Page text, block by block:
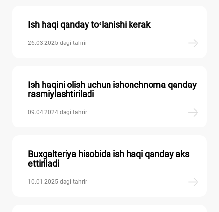
Ish haqi qanday toʻlanishi kerak
26.03.2025 dagi tahrir
Ish haqini olish uchun ishonchnoma qanday
rasmiylashtiriladi
09.04.2024 dagi tahrir
Buхgalteriya hisobida ish haqi qanday aks
ettiriladi
10.01.2025 dagi tahrir